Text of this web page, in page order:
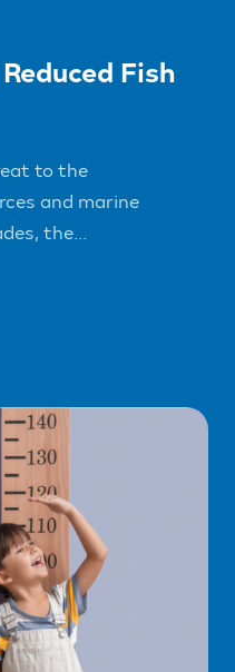
Fish
to the
and marine
the...